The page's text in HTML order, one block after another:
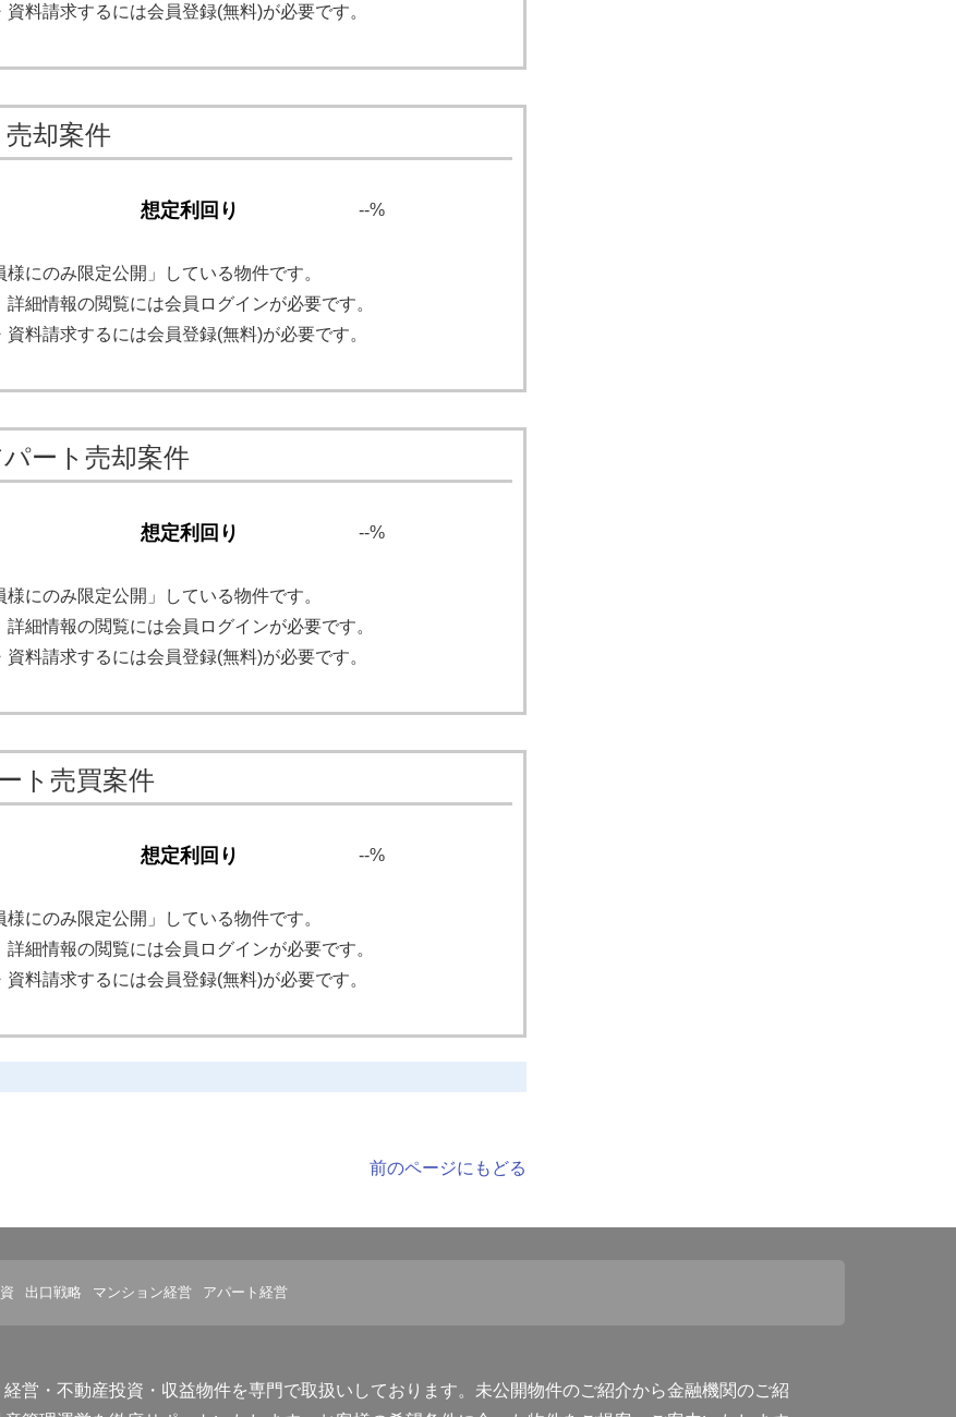
料請求するには会員登録(無料)が必要です。
却案件
想定利回り --%
にのみ限定公開」している物件です。
細情報の閲覧には会員ログインが必要です。
料請求するには会員登録(無料)が必要です。
ート売却案件
想定利回り --%
にのみ限定公開」している物件です。
細情報の閲覧には会員ログインが必要です。
料請求するには会員登録(無料)が必要です。
ト売買案件
想定利回り --%
にのみ限定公開」している物件です。
細情報の閲覧には会員ログインが必要です。
料請求するには会員登録(無料)が必要です。
前のページにもどる
出口戦略 マンション経営 アパート経営
経営・不動産投資・収益物件を専門で取扱いしております。未公開物件のご紹介から金融機関のご紹